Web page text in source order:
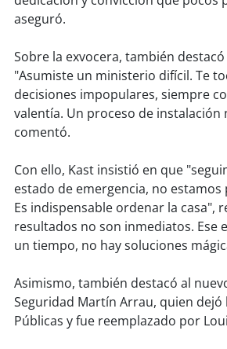
soyquillota
soysanantonio
soychillán
soysancarlos
soytalcahuano
soyconcepción
soycoronel
soyarauco
temuco
aseguró.
Sobre la exvocera, también
"Asumiste un ministerio difícil. Te
decisiones impopulares, siempre
valentía. Un proceso de instalación
comentó.
Con ello, Kast insistió en que
estado de emergencia, no estamos
Es indispensable ordenar la casa",
resultados no son inmediatos. Ese
un tiempo, no hay soluciones
Asimismo, también destacó al
Seguridad Martín Arrau, quien dejó
Públicas y fue reemplazado por